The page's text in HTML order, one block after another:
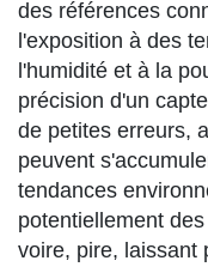
des références
l'exposition à des
l'humidité et à la
précision d'un
de petites erreurs,
peuvent
tendances
potentiellement
voire, pire, laissant